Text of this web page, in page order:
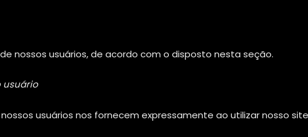
nossos usuários, de acordo com o disposto nesta seção.
usuário
usuários nos fornecem expressamente ao utilizar nosso